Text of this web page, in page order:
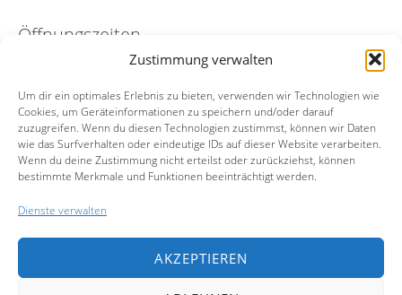
Zustimmung verwalten
Um dir ein optimales Erlebnis zu bieten, verwenden wir Technologien wie
Cookies, um Geräteinformationen zu speichern und/oder darauf
zuzugreifen. Wenn du diesen Technologien zustimmst, können wir Daten
wie das Surfverhalten oder eindeutige IDs auf dieser Website verarbeiten.
Wenn du deine Zustimmung nicht erteilst oder zurückziehst, können
bestimmte Merkmale und Funktionen beeinträchtigt werden.
Dienste verwalten
AKZEPTIEREN
Öffnungszeiten
Kontakt
Email: info@merian23.de
Facebook
Instagram